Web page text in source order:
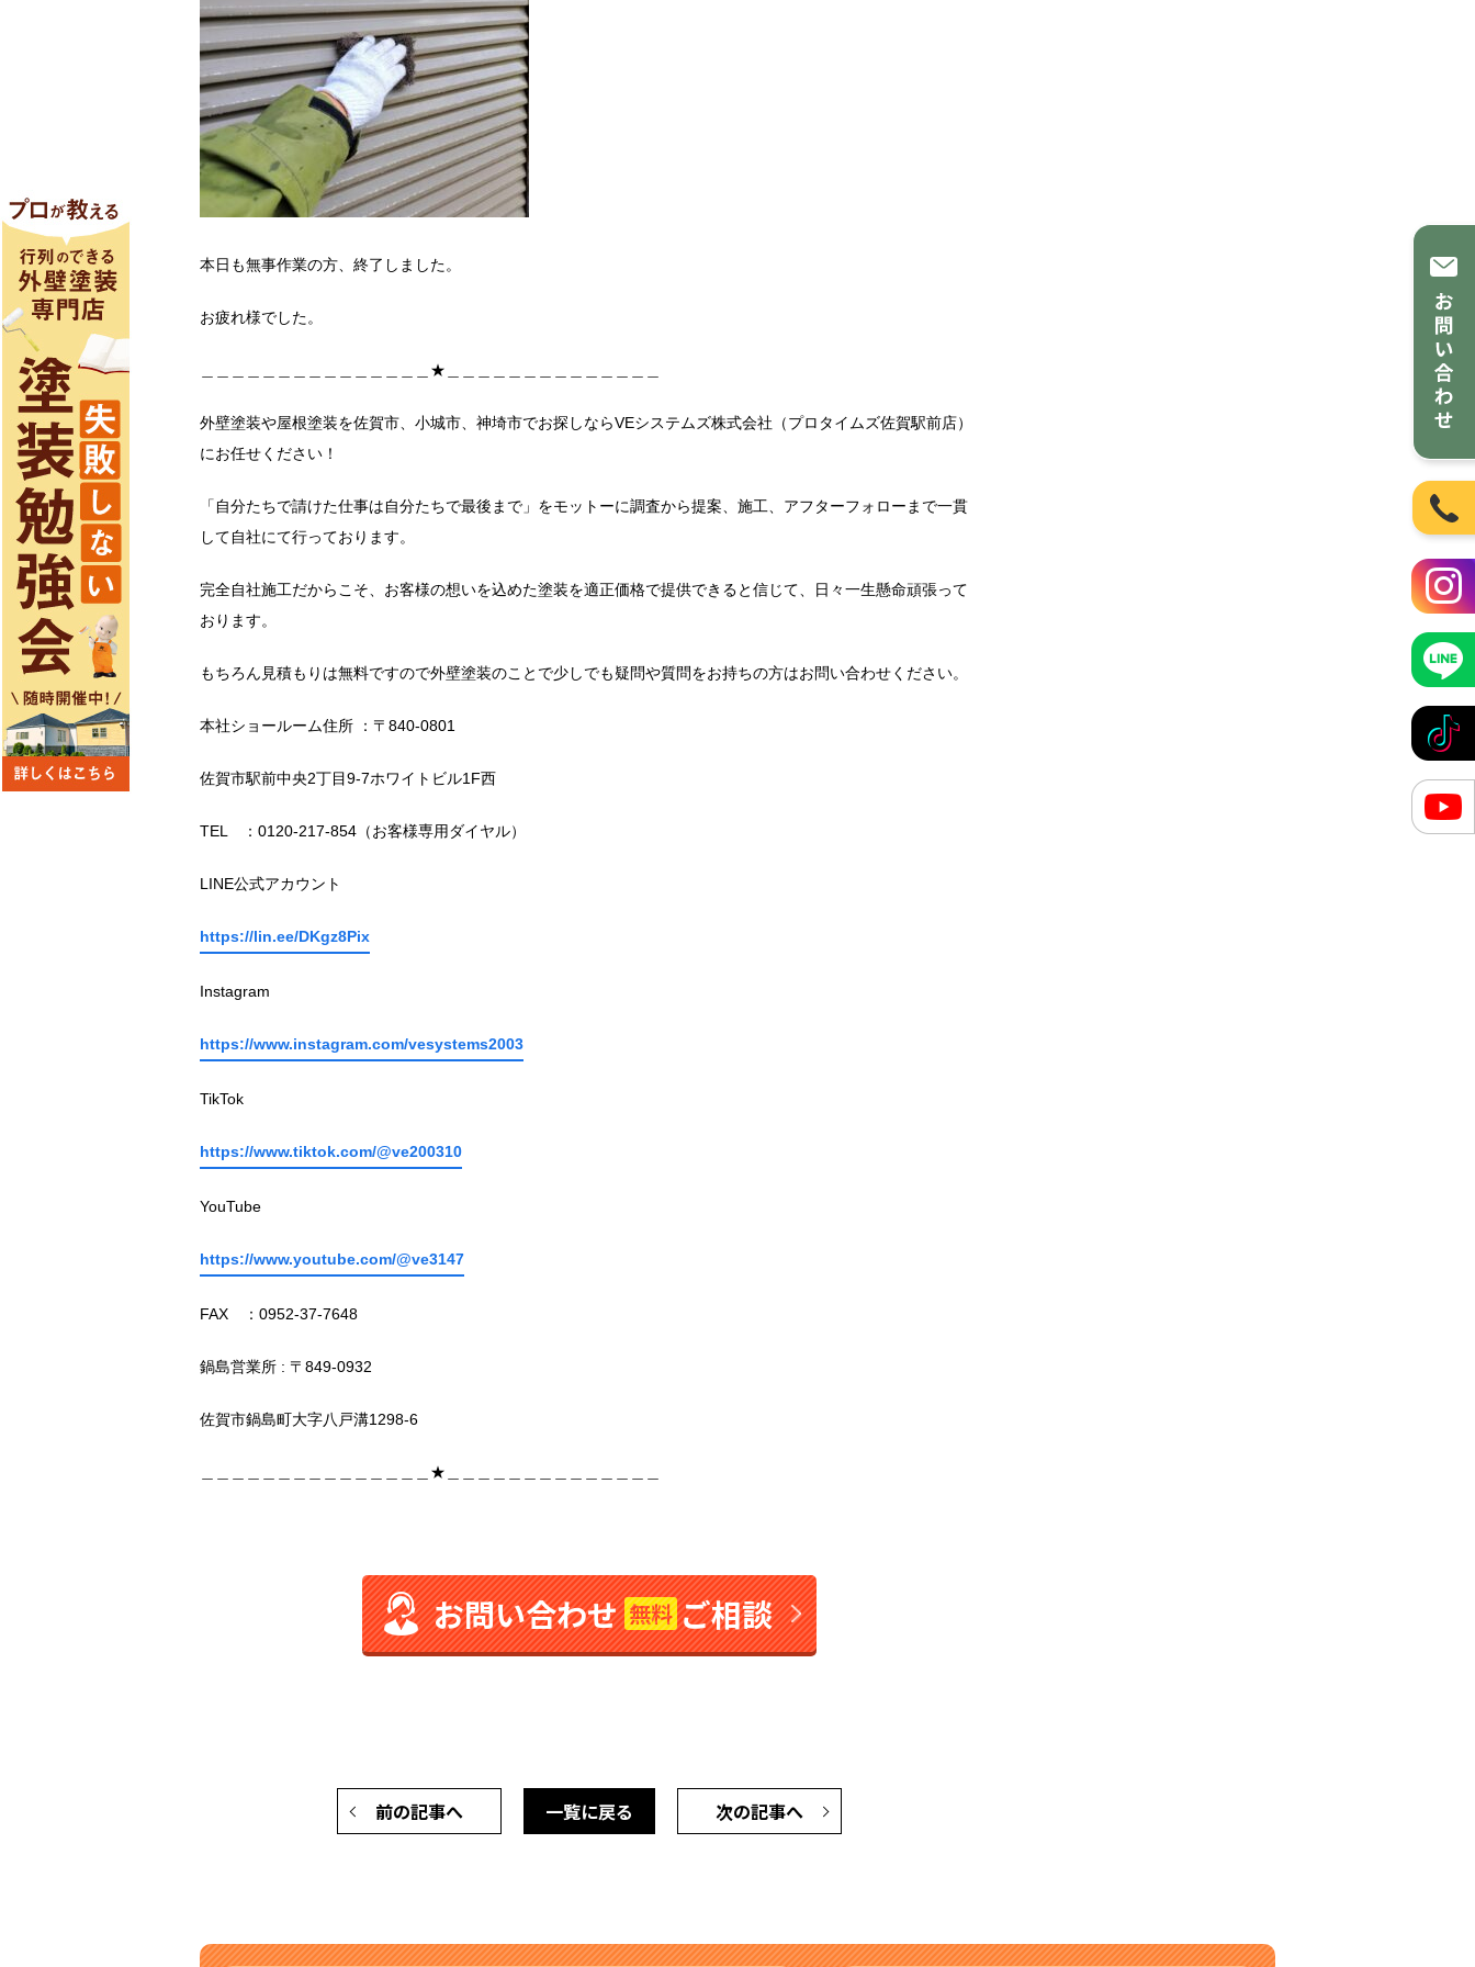
本日も無事作業の方、終了しました。
お疲れ様でした。
＿＿＿＿＿＿＿＿＿＿＿＿＿＿＿★＿＿＿＿＿＿＿＿＿＿＿＿＿＿
外壁塗装や屋根塗装を佐賀市、小城市、神埼市でお探しならVEシステムズ株式会社（プロタイムズ佐賀駅前店）
にお任せください！
「自分たちで請けた仕事は自分たちで最後まで」をモットーに調査から提案、施工、アフターフォローまで一貫
して自社にて行っております。
完全自社施工だからこそ、お客様の想いを込めた塗装を適正価格で提供できると信じて、日々一生懸命頑張って
おります。
もちろん見積もりは無料ですので外壁塗装のことで少しでも疑問や質問をお持ちの方はお問い合わせください。
本社ショールーム住所 ：〒840-0801
佐賀市駅前中央2丁目9-7ホワイトビル1F西
TEL ：0120-217-854（お客様専用ダイヤル）
LINE公式アカウント
https://lin.ee/DKgz8Pix
Instagram
https://www.instagram.com/vesystems2003
TikTok
https://www.tiktok.com/@ve200310
YouTube
https://www.youtube.com/@ve3147
FAX ：0952-37-7648
鍋島営業所 : 〒849-0932
佐賀市鍋島町大字八戸溝1298-6
＿＿＿＿＿＿＿＿＿＿＿＿＿＿＿★＿＿＿＿＿＿＿＿＿＿＿＿＿＿
お問い合わせ無料 ご相談
前の記事へ 次の記事へ
一覧に戻る